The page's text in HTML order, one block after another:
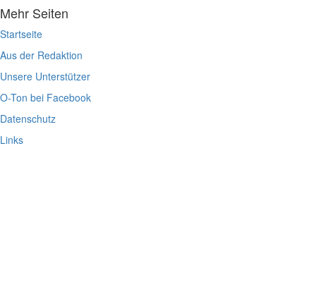
Mehr Seiten
Startseite
Aus der Redaktion
Unsere Unterstützer
O-Ton bei Facebook
Datenschutz
Links